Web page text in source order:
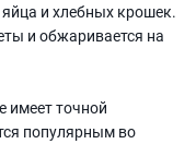
и хлебных крошек.
и обжаривается на
имеет точной
популярным во